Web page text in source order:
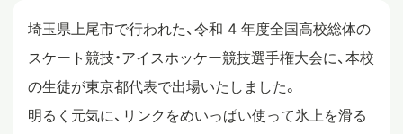
クロスカリキュラム
スタディツアー
埼玉県上尾市で行われた、令和 4 年度全国高校総体の
スケート競技・アイスホッケー競技選手権大会に、本校
の生徒が東京都代表で出場いたしました。
明るく元気に、リンクをめいっぱい使って氷上を滑る